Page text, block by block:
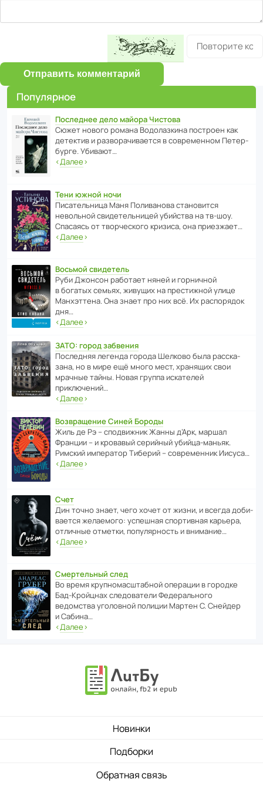
Отправить комментарий
Популярное
Последнее дело майора Чистова
Сюжет нового романа Водо­ла­з­кина пост­роен как
дете­ктив и разво­ра­чи­ва­ется в совре­менном Пете­р­
бурге. Убивают…
‹Далее›
Тени южной ночи
Писа­тель­ница Маня Поли­ва­нова стано­вится
невольной свиде­тель­ницей убийства на тв-шоу.
Спасаясь от твор­че­с­кого кризиса, она приезжает…
‹Далее›
Восьмой свидетель
Руби Джонсон рабо­тает няней и горни­чной
в богатых семьях, живущих на прес­ти­жной улице
Манх­эт­тена. Она знает про них всё. Их распо­рядок
дня…
‹Далее›
ЗАТО: город забвения
После­дняя легенда города Шелково была расска­
зана, но в мире ещё много мест, хранящих свои
мрачные тайны. Новая группа иска­телей
приключений…
‹Далее›
Возвращение Синей Бороды
Жиль де Рэ – спод­ви­жник Жанны д’Арк, маршал
Франции – и кровавый серийный убийца-маньяк.
Римский импе­ратор Тиберий – совре­менник Иисуса…
‹Далее›
Счет
Дин точно знает, чего хочет от жизни, и всегда доби­
ва­ется жела­е­мого: успе­шная спор­ти­вная карьера,
отли­чные отметки, попу­ля­р­ность и внимание…
‹Далее›
Смертельный след
Во время круп­но­мас­ш­та­бной операции в городке
Бад‑Крой­цнах следо­ва­тели Феде­раль­ного
ведомства уголо­вной полиции Мартен С. Снейдер
и Сабина…
‹Далее›
Новинки
Подборки
Обратная связь